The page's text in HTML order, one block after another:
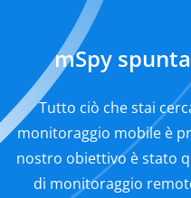
mSpy
Tutto ciò che stai
monitoraggio mobile è
nostro obiettivo è stato
di monitoraggio